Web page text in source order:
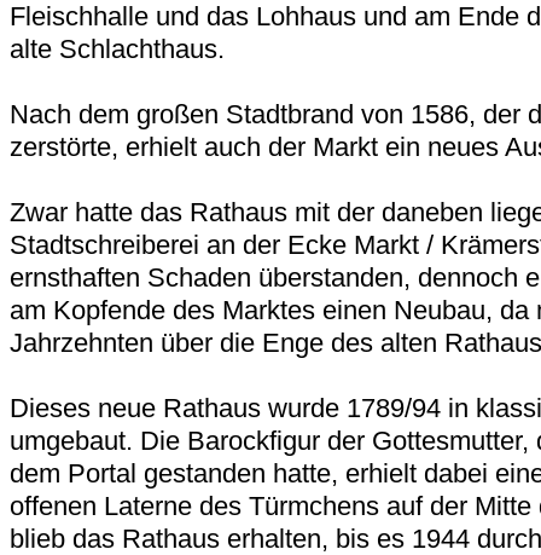
Fleischhalle und das Lohhaus und am Ende
alte Schlachthaus.
Nach dem großen Stadtbrand von 1586, der
zerstörte, erhielt auch der Markt ein neues
Zwar hatte das Rathaus mit der daneben
Stadtschreiberei an der Ecke Markt /
ernsthaften Schaden überstanden, dennoch
am Kopfende des Marktes einen Neubau,
Jahrzehnten über die Enge des alten
Dieses neue Rathaus wurde 1789/94 in
umgebaut. Die Barockfigur der Gottesmutter,
dem Portal gestanden hatte, erhielt dabei
offenen Laterne des Türmchens auf der
blieb das Rathaus erhalten, bis es 1944